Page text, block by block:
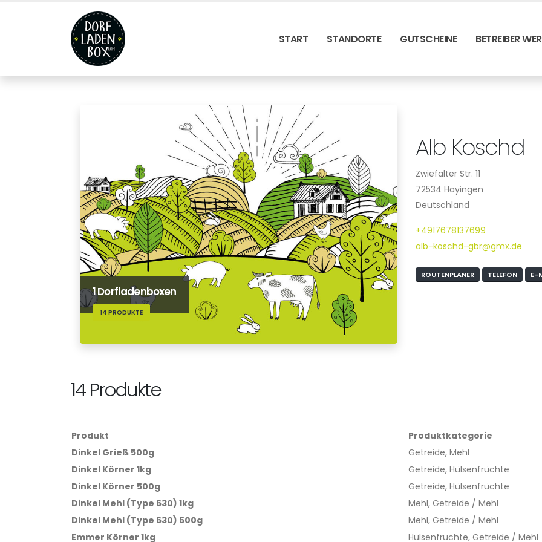
START STANDORTE GUTSCHEINE BETREIBER
1 Dorfladenboxen
14 PRODUKTE
Alb Koschd
Zwiefalter Str. 11
72534 Hayingen
Deutschland
+4917678137699
alb-koschd-gbr@gmx.de
ROUTENPLANER TELEFON E-
14 Produkte
Produkt
Produktkategorie
Dinkel Grieß 500g
Getreide, Mehl
Dinkel Körner 1kg
Getreide, Hülsenfrüchte
Dinkel Körner 500g
Getreide, Hülsenfrüchte
Dinkel Mehl (Type 630) 1kg
Mehl, Getreide / Mehl
Dinkel Mehl (Type 630) 500g
Mehl, Getreide / Mehl
Emmer Körner 1kg
Hülsenfrüchte, Getreide / Mehl